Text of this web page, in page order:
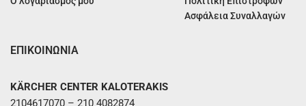
Ασφάλεια Συναλλαγών
ΕΠΙΚΟΙΝΩΝΙΑ
KÄRCHER CENTER KALOTERAKIS
2104617070 – 210 4082874